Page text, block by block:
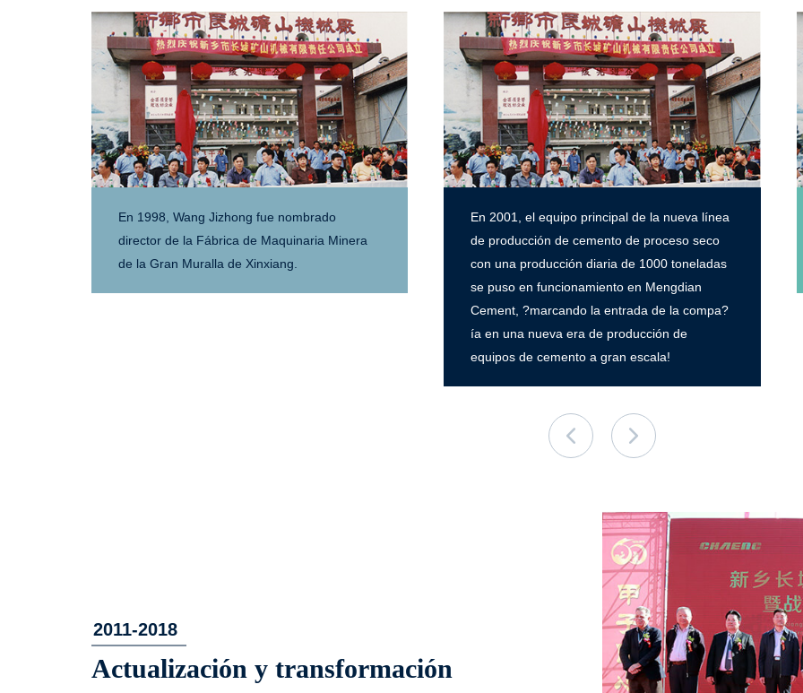
En 1998, Wang Jizhong fue nombrado
director de la Fábrica de Maquinaria Minera
de la Gran Muralla de Xinxiang.
En 2001, el equipo principal de la nueva línea
de producción de cemento de proceso seco
con una producción diaria de 1000 toneladas
se puso en funcionamiento en Mengdian
Cement, ?marcando la entrada de la compa?
ía en una nueva era de producción de
equipos de cemento a gran escala!
2011-2018
Actualización y transformación